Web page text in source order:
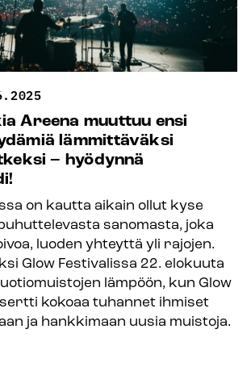
Areena muuttuu ensi
lämmittäväksi
– hyödynnä
on kautta aikain ollut kyse
sanomasta, joka
luoden yhteyttä yli rajojen.
Glow Festivalissa 22. elokuuta
lämpöön, kun Glow
kokoaa tuhannet ihmiset
ja hankkimaan uusia muistoja.